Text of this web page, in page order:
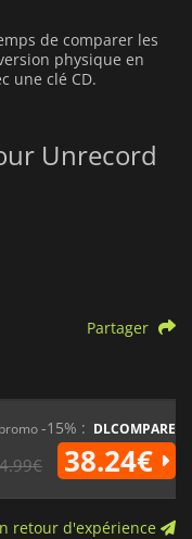
de comparer les
physique en
une clé CD.
Unrecord
Partager
-15% : DLCOMPARE
38.24€
retour d'expérience